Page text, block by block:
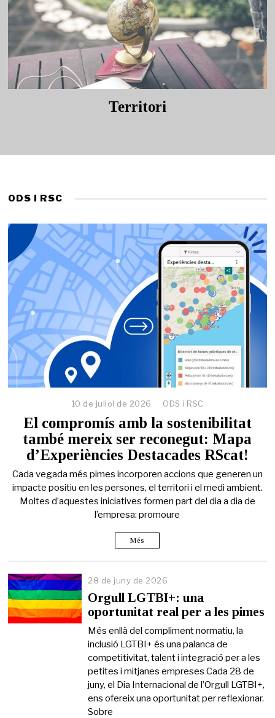
Territori
ODS I RSC
10 de juliol de 2026 ODS i RSC
El compromís amb la sostenibilitat
també mereix ser reconegut: Mapa
d’Experiències Destacades RScat!
Cada vegada més pimes incorporen accions que generen un
impacte positiu en les persones, el territori i el medi ambient.
Moltes d’aquestes iniciatives formen part del dia a dia de
l’empresa: promoure
Més
28 de juny de 2026
6
d
e
u
n
y
d
e
2
0
Orgull LGTBI+: una
oportunitat real per a les pimes
Més enllà del compliment normatiu, la
inclusió LGTBI+ és una palanca de
competitivitat, talent i integració per a les
petites i mitjanes empreses Cada 28 de
juny, el Dia Internacional de l’Orgull LGTBI+,
ens ofereix una oportunitat per reflexionar.
Sobre